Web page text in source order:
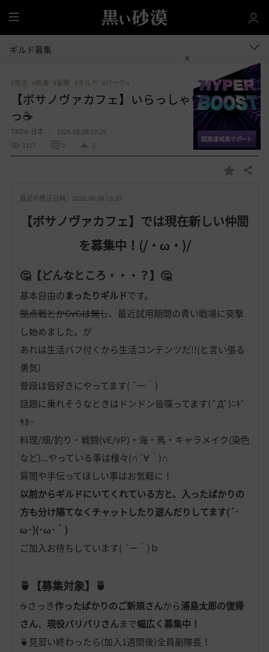
全
体
ギルド募集
#生活 #航海 #冒険 #ギルド #パーティ
【ボサノヴァカフェ】いらっしゃい(( ´_ゝ｀)
っ☕
TADA-日本
2026.06.08 19:29
3317
0 2
お
入
り
共有する
最近の修正日時 : 2026.06.08 19:29
【ボサノヴァカフェ】では現在新しい仲間
を募集中！(/・ω・)/
🤔【どんなところ・・・？】🤔
基本自由のまったりギルドです。
拠点戦とかGvGは無し、最近試用期間の青い戦場に突撃
し始めました。が
あれは生活バフ付くから生活コンテンツだ!!(と言い張る
勇気)
普段は皆好きにやってます( ´ー｀)
話題に乗れそうなときはドンドン皆喋ってます( ﾟДﾟ)ﾆｷﾞ
ﾔｶｰ
料理/畑/釣り・戦闘(vE/vP)・海・馬・キャラメイク(染色
など)...やっている事は様々(∩´∀｀)∩
質問や手伝ってほしい事はお気軽に！
以前からギルドにいてくれている方と、入ったばかりの
方も分け隔てなくチャットしたり遊んだりしてます(´･
ω･)(･ω･｀)
ご加入お待ちしています( ´ー｀)ｂ
🍵【募集対象】🍵
☕さっき作ったばかりのご新規さんから浦島太郎の復帰
さん、 現役バリバリさんまで幅広く募集中！
🍵見習い終わったら(加入1週間後)全員副隊長！